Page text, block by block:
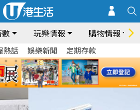
玩樂情報 購物情報
熱話 娛樂新聞 定期存款